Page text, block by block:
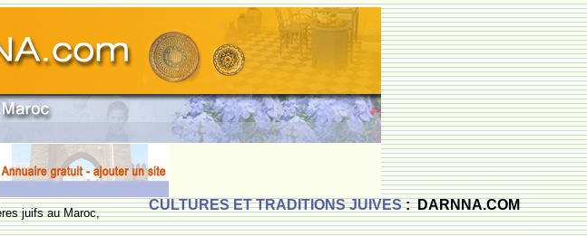
CULTURES ET TRADITIONS JUIVES: DARNNA.COM
juifs au Maroc,